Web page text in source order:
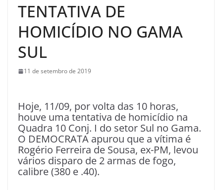
TENTATIVA DE
HOMICÍDIO NO GAMA
SUL
11 de setembro de 2019
Hoje, 11/09, por volta das 10 horas,
houve uma tentativa de homicídio na
Quadra 10 Conj. I do setor Sul no Gama.
O DEMOCRATA apurou que a vítima é
Rogério Ferreira de Sousa, ex-PM, levou
vários disparo de 2 armas de fogo,
calibre (380 e .40).